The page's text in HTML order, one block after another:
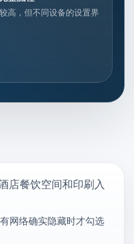
高，但不同设备的设置界
店餐饮空间和印刷入
网络确实隐藏时才勾选